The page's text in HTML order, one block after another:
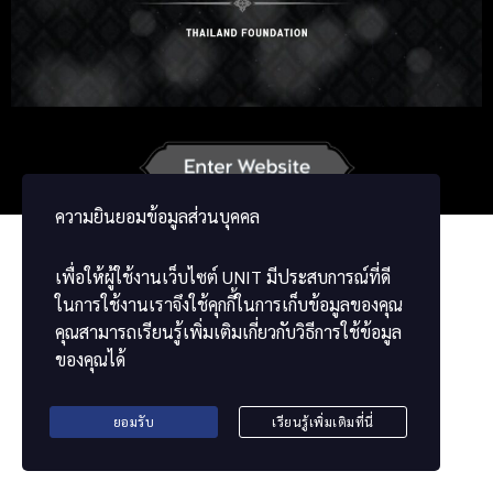
ความยินยอมข้อมูลส่วนบุคคล
เพื่อให้ผู้ใช้งานเว็บไซต์ UNIT มีประสบการณ์ที่ดี
ในการใช้งานเราจึงใช้คุกกี้ในการเก็บข้อมูลของคุณ
คุณสามารถเรียนรู้เพิ่มเติมเกี่ยวกับวิธีการใช้ข้อมูล
ของคุณได้
ยอมรับ เรียนรู้เพิ่มเติมที่นี่
Chinese
ខ្មែរ